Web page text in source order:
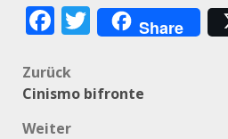
Facebook
Twitter
Share
Zurück
Cinismo bifronte
Weiter